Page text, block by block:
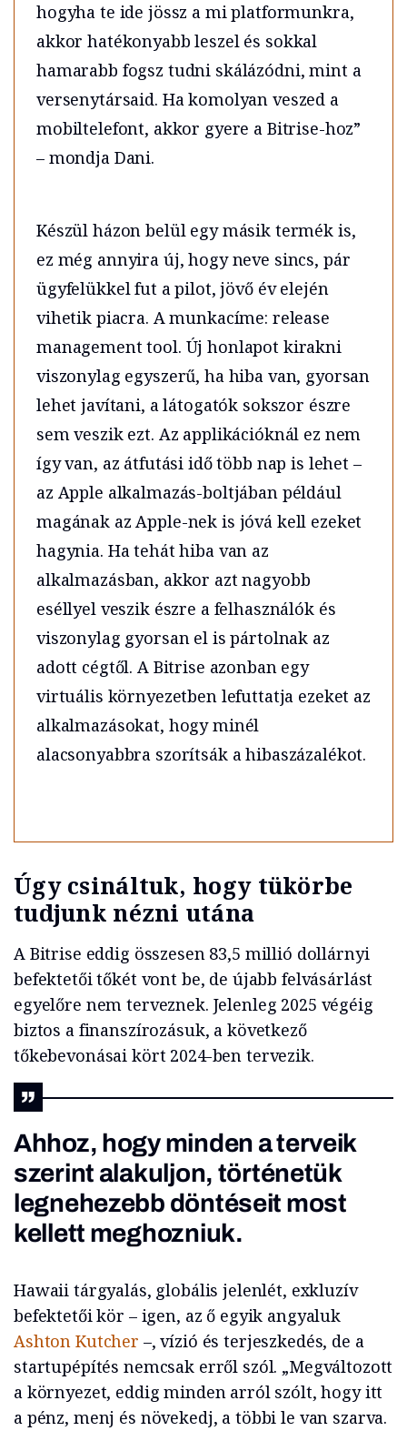
hogyha te ide jössz a mi platformunkra,
akkor hatékonyabb leszel és sokkal
hamarabb fogsz tudni skálázódni, mint a
versenytársaid. Ha komolyan veszed a
mobiltelefont, akkor gyere a Bitrise-hoz”
– mondja Dani.
Készül házon belül egy másik termék is,
ez még annyira új, hogy neve sincs, pár
ügyfelükkel fut a pilot, jövő év elején
vihetik piacra. A munkacíme: release
management tool. Új honlapot kirakni
viszonylag egyszerű, ha hiba van, gyorsan
lehet javítani, a látogatók sokszor észre
sem veszik ezt. Az applikációknál ez nem
így van, az átfutási idő több nap is lehet –
az Apple alkalmazás-boltjában például
magának az Apple-nek is jóvá kell ezeket
hagynia. Ha tehát hiba van az
alkalmazásban, akkor azt nagyobb
eséllyel veszik észre a felhasználók és
viszonylag gyorsan el is pártolnak az
adott cégtől. A Bitrise azonban egy
virtuális környezetben lefuttatja ezeket az
alkalmazásokat, hogy minél
alacsonyabbra szorítsák a hibaszázalékot.
Úgy csináltuk, hogy tükörbe
tudjunk nézni utána
A Bitrise eddig összesen 83,5 millió dollárnyi
befektetői tőkét vont be, de újabb felvásárlást
egyelőre nem terveznek. Jelenleg 2025 végéig
biztos a finanszírozásuk, a következő
tőkebevonásai kört 2024-ben tervezik.
Ahhoz, hogy minden a terveik
szerint alakuljon, történetük
legnehezebb döntéseit most
kellett meghozniuk.
Hawaii tárgyalás, globális jelenlét, exkluzív
befektetői kör – igen, az ő egyik angyaluk
Ashton Kutcher –, vízió és terjeszkedés, de a
startupépítés nemcsak erről szól. „Megváltozott
a környezet, eddig minden arról szólt, hogy itt
a pénz, menj és növekedj, a többi le van szarva.